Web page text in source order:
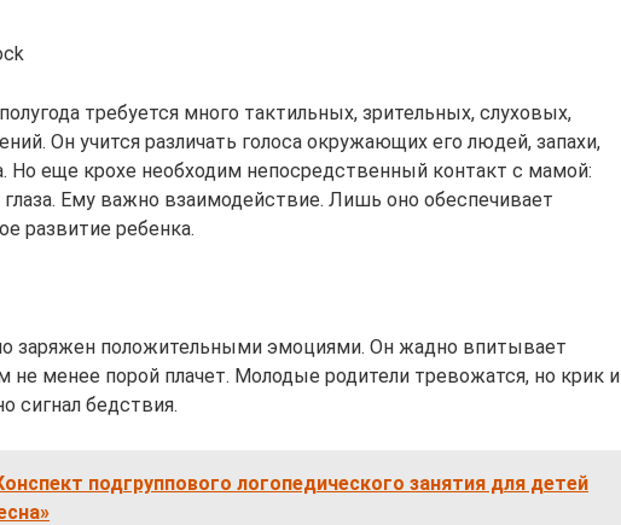
требуется много тактильных, зрительных, слуховых,
Он учится различать голоса окружающих его людей, запахи,
Но еще крохе необходим непосредственный контакт с мамой:
глаза. Ему важно взаимодействие. Лишь оно обеспечивает
развитие ребенка.
заряжен положительными эмоциями. Он жадно впитывает
не менее порой плачет. Молодые родители тревожатся, но крик и
сигнал бедствия.
подгруппового логопедического занятия для детей